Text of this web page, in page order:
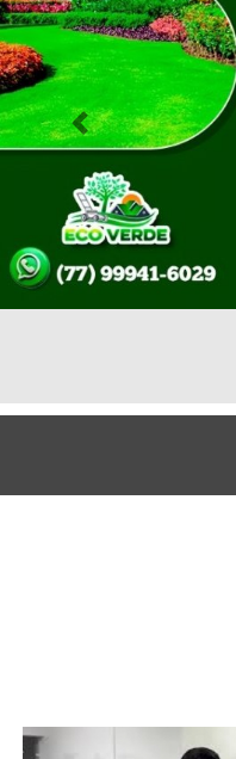
Previous